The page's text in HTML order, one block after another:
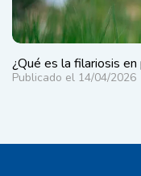
¿Qué es la filariosis
Publicado el 14/04/2026